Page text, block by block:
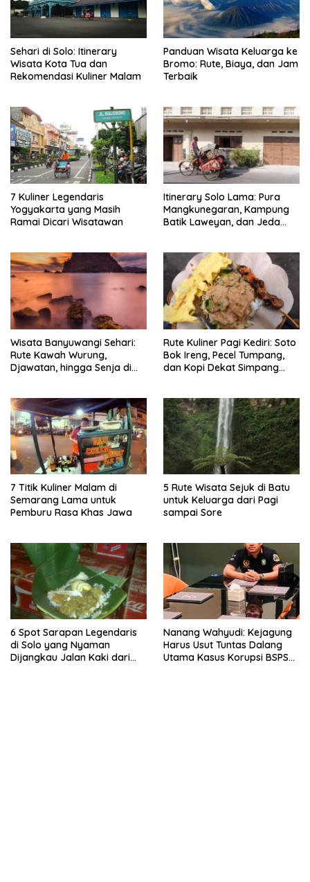
Sehari di Solo: Itinerary
Wisata Kota Tua dan
Rekomendasi Kuliner Malam
Panduan Wisata Keluarga ke
Bromo: Rute, Biaya, dan Jam
Terbaik
7 Kuliner Legendaris
Yogyakarta yang Masih
Ramai Dicari Wisatawan
Itinerary Solo Lama: Pura
Mangkunegaran, Kampung
Batik Laweyan, dan Jeda
Wisata Banyuwangi Sehari:
Rute Kawah Wurung,
Djawatan, hingga Senja di
Rute Kuliner Pagi Kediri: Soto
Bok Ireng, Pecel Tumpang,
dan Kopi Dekat Simpang
7 Titik Kuliner Malam di
Semarang Lama untuk
Pemburu Rasa Khas Jawa
5 Rute Wisata Sejuk di Batu
untuk Keluarga dari Pagi
sampai Sore
6 Spot Sarapan Legendaris
di Solo yang Nyaman
Dijangkau Jalan Kaki dari
Nanang Wahyudi: Kejagung
Harus Usut Tuntas Dalang
Utama Kasus Korupsi BSPS